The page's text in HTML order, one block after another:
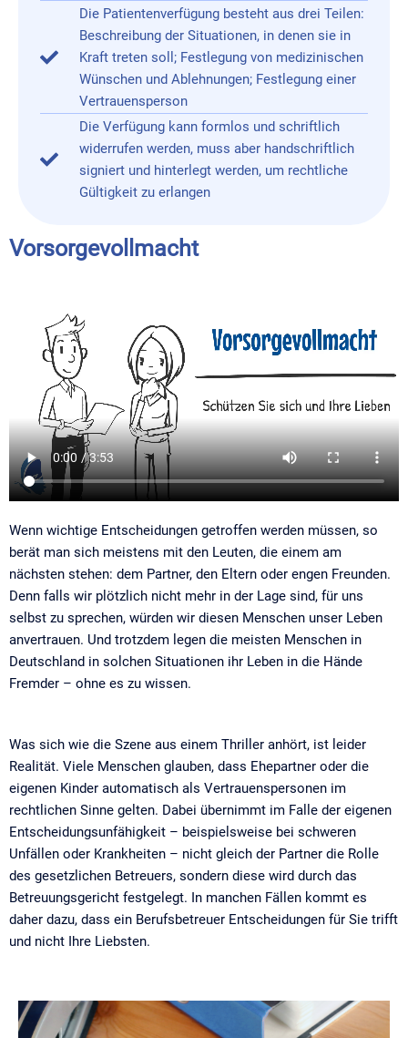
Die Patientenverfügung besteht aus drei Teilen:
Beschreibung der Situationen, in denen sie in
Kraft treten soll; Festlegung von medizinischen
Wünschen und Ablehnungen; Festlegung einer
Vertrauensperson
Die Verfügung kann formlos und schriftlich
widerrufen werden, muss aber handschriftlich
signiert und hinterlegt werden, um rechtliche
Gültigkeit zu erlangen
Vorsorgevollmacht
Wenn wichtige Entscheidungen getroffen werden müssen, so
berät man sich meistens mit den Leuten, die einem am
nächsten stehen: dem Partner, den Eltern oder engen Freunden.
Denn falls wir plötzlich nicht mehr in der Lage sind, für uns
selbst zu sprechen, würden wir diesen Menschen unser Leben
anvertrauen. Und trotzdem legen die meisten Menschen in
Deutschland in solchen Situationen ihr Leben in die Hände
Fremder – ohne es zu wissen.
Was sich wie die Szene aus einem Thriller anhört, ist leider
Realität. Viele Menschen glauben, dass Ehepartner oder die
eigenen Kinder automatisch als Vertrauenspersonen im
rechtlichen Sinne gelten. Dabei übernimmt im Falle der eigenen
Entscheidungsunfähigkeit – beispielsweise bei schweren
Unfällen oder Krankheiten – nicht gleich der Partner die Rolle
des gesetzlichen Betreuers, sondern diese wird durch das
Betreuungsgericht festgelegt. In manchen Fällen kommt es
daher dazu, dass ein Berufsbetreuer Entscheidungen für Sie trifft
und nicht Ihre Liebsten.